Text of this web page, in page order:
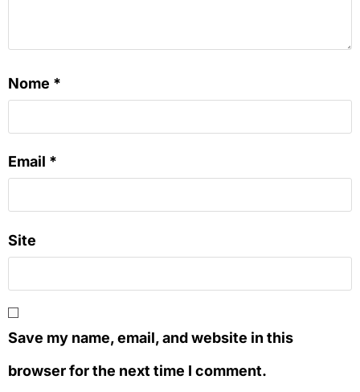
Nome *
Email *
Site
Save my name, email, and website in this
browser for the next time I comment.